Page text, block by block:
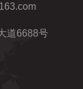
道6688号